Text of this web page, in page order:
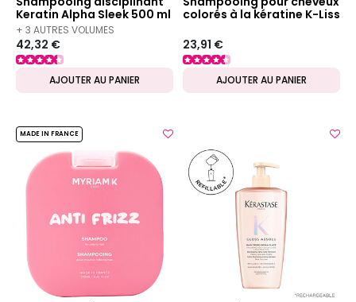
Keratin Alpha Sleek 500 ml
+ 3 AUTRES VOLUMES
DISPONIBLES
42,32 €
AJOUTER AU PANIER
colorés à la kératine K-Liss
23,91 €
AJOUTER AU PANIER
MADE IN FRANCE